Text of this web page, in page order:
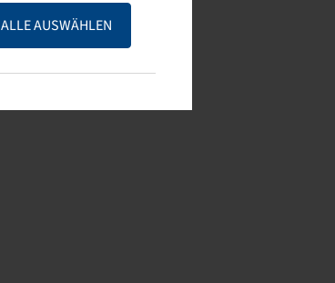
ALLE AUSWÄHLEN